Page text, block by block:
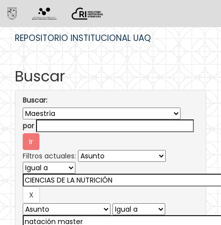
REPOSITORIO INSTITUCIONAL UAQ
Buscar
Buscar:
por
Filtros actuales: